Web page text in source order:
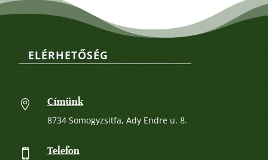
ELÉRHETŐSÉG
 Címünk
8734 Somogyzsitfa, Ady Endre u. 8.
 Telefon